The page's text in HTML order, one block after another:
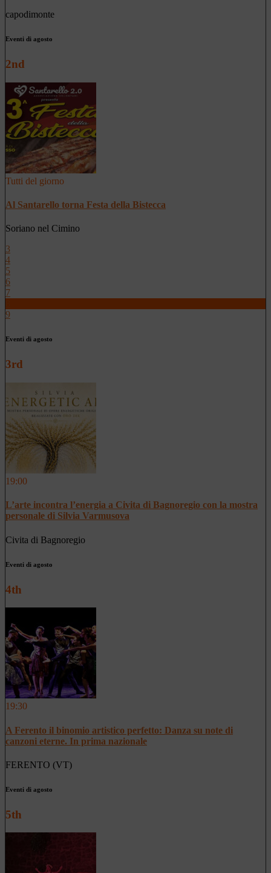
capodimonte
Eventi di agosto
2nd
Tutti del giorno
Al Santarello torna Festa della Bistecca
Soriano nel Cimino
3
4
5
6
7
9
Eventi di agosto
3rd
19:00
L’arte incontra l’energia a Civita di Bagnoregio con la mostra
personale di Silvia Varmusova
Civita di Bagnoregio
Eventi di agosto
4th
19:30
A Ferento il binomio artistico perfetto: Danza su note di
canzoni eterne. In prima nazionale
FERENTO (VT)
Eventi di agosto
5th